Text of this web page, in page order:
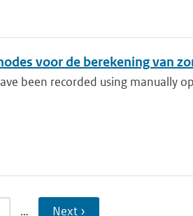
voor de berekening van
been recorded using manually
… Next ›